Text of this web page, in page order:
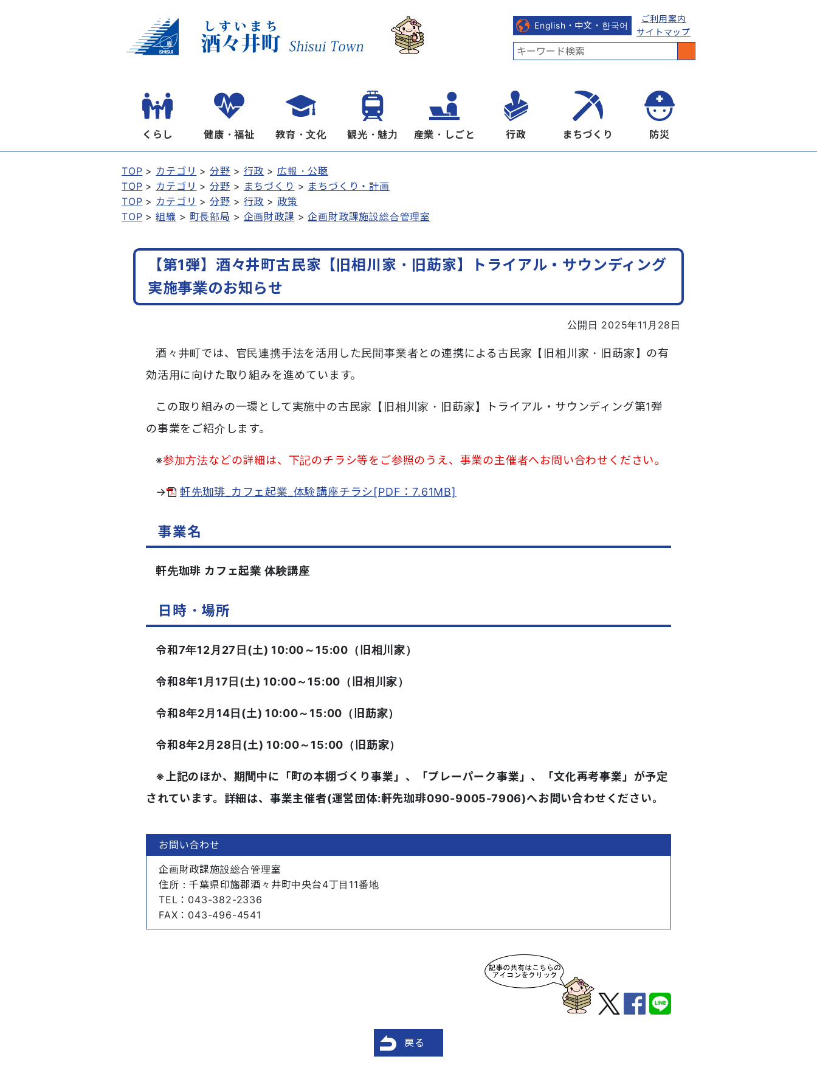
English・中文・한국어
ご利用案内
サイトマップ
くらし 健康・福祉 教育・文化 観光・魅力 産業・しごと 行政 まちづくり 防災
TOP カテゴリ 分野 行政
広報・公聴
TOP
カテゴリ 分野 まちづくり
まちづくり・計画
TOP
カテゴリ 分野 行政
政策
TOP
組織 町長部局 企画財政課 企画財政課施設総合管理室
【第1弾】酒々井町古民家【旧相川家・旧莇家】トライアル・サウンディング
実施事業のお知らせ
公開日 2025年11月28日
酒々井町では、官民連携手法を活用した民間事業者との連携による古民家【旧相川家・旧莇家】の有
効活用に向けた取り組みを進めています。
この取り組みの一環として実施中の古民家【旧相川家・旧莇家】トライアル・サウンディング第1弾
の事業をご紹介します。
※参加方法などの詳細は、下記のチラシ等をご参照のうえ、事業の主催者へお問い合わせください。
→ 軒先珈琲_カフェ起業_体験講座チラシ[PDF：7.61MB]
事業名
軒先珈琲 カフェ起業 体験講座
日時・場所
令和7年12月27日(土) 10:00～15:00（旧相川家）
令和8年1月17日(土) 10:00～15:00（旧相川家）
令和8年2月14日(土) 10:00～15:00（旧莇家）
令和8年2月28日(土) 10:00～15:00（旧莇家）
※上記のほか、期間中に「町の本棚づくり事業」、「プレーパーク事業」、「文化再考事業」が予定
されています。詳細は、事業主催者(運営団体:軒先珈琲090-9005-7906)へお問い合わせください。
お問い合わせ
企画財政課施設総合管理室
住所 ：千葉県印旛郡酒々井町中央台4丁目11番地
TEL ：043-382-2336
FAX ：043-496-4541
戻る